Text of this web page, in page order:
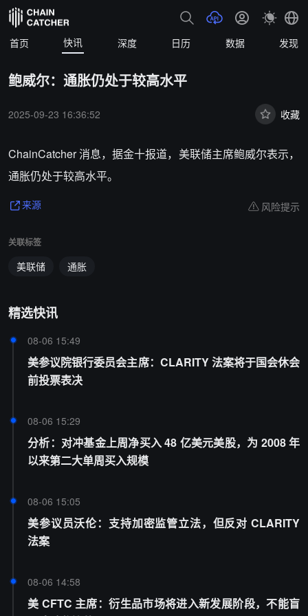
首页 快讯 深度 日历 数据 发现
鲍威尔：通胀仍处于较高水平
2025-09-23 16:36:52 收藏
ChainCatcher 消息，据金十报道，美联储主席鲍威尔表示，
通胀仍处于较高水平。
来源 风险提示
关联标签
美联储 通胀
精选快讯
08-06 15:49
美参议院银行委员会主席：CLARITY 法案将于国会休会
前投票表决
08-06 15:29
分析：对冲基金上周净买入 48 亿美元美股，为 2008 年
以来第二大单周买入规模
08-06 15:05
美参议员沃伦：支持加密监管立法，但反对 CLARITY
法案
08-06 14:58
美 CFTC 主席：衍生品市场将进入新发展阶段，不能盲